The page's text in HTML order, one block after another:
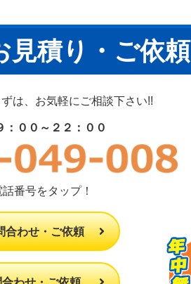
見積り・ご依頼
は、お気軽にご相談下さい!!
００～２２：００
番号をタップ！
合わせ・ご依頼